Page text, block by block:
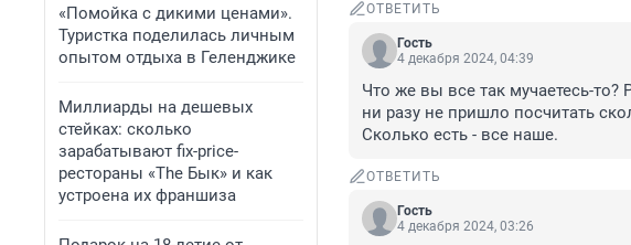
«Помойка с дикими ценами».
Туристка поделилась личным
опытом отдыха в Геленджике
Миллиарды на дешевых
стейках: сколько
зарабатывают fix-price-
рестораны «The Бык» и как
устроена их франшиза
ОТВЕТИТЬ
Гость
4 декабря 2024, 04:39
Что же вы все так мучаетесь-
ни разу не пришло посчитать
Сколько есть - все наше.
ОТВЕТИТЬ
Гость
4 декабря 2024, 03:26